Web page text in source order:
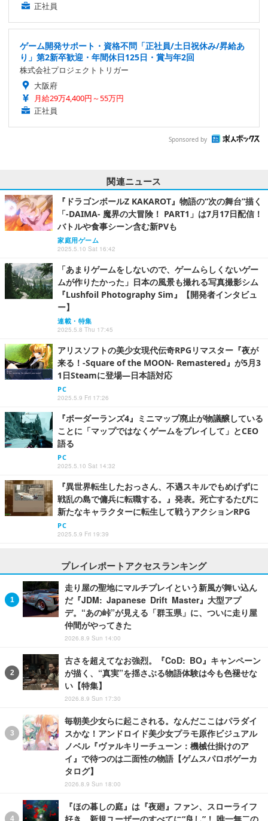
正社員
ゲーム開発サポート・資格不問「正社員/土日祝休み/昇給あ
り」第2新卒歓迎・年間休日125日・賞与年2回
株式会社プロジェクトトリガー
大阪府
月給29万4,400円～55万円
正社員
Sponsored by
関連ニュース
『ドラゴンボールZ KAKAROT』物語の“次の舞台”描く
「-DAIMA- 魔界の大冒険！ PART1」は7月17日配信！
バトルや食事シーン含む新PVも
家庭用ゲーム
2025.5.10 Sat 16:42
「あまりゲームをしないので、ゲームらしくないゲー
ムが作りたかった」日本の風景も撮れる写真撮影シム
『Lushfoil Photography Sim』【開発者インタビュ
ー】
連載・特集
2025.5.8 Thu 17:45
アリスソフトの美少女現代伝奇RPGリマスター『夜が
来る！-Square of the MOON- Remastered』が5月3
1日Steamに登場―日本語対応
PC
2025.5.9 Fri 17:26
『ボーダーランズ4』ミニマップ廃止が物議醸している
ことに「マップではなくゲームをプレイして」とCEO
語る
PC
2025.5.10 Sat 14:32
『異世界転生したおっさん、不遇スキルでもめげずに
戦乱の島で傭兵に転職する。』発表。死亡するたびに
新たなキャラクターに転生して戦うアクションRPG
PC
2025.5.9 Fri 19:39
プレイレポートアクセスランキング
走り屋の聖地にマルチプレイという新風が舞い込ん
だ『JDM: Japanese Drift Master』大型アプ
デ。“あの峠”が見える「群玉県」に、ついに走り屋
仲間がやってきた
2026.8.9 Sun 14:00
古さを超えてなお強烈。『CoD: BO』キャンペーン
が描く、“真実”を揺さぶる物語体験は今も色褪せな
い【特集】
2026.8.9 Sun 17:30
毎朝美少女らに起こされる。なんだここはパラダイ
スかな！アンドロイド美少女プラモ原作ビジュアル
ノベル『ヴァルキリーチューン：機械仕掛けのア
イ』で待つのは二面性の物語【ゲムスパロボゲーカ
タログ】
2026.8.9 Sun 18:00
『ほの暮しの庭』は『夜廻』ファン、スローライフ